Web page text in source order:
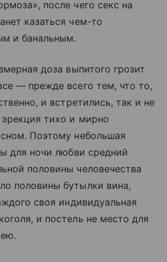
после чего секс на
казаться чем-то
и банальным.
доза выпитого грозит
— прежде всего тем, что то,
и встретились, так и не
тихо и мирно
Поэтому небольшая
для ночи любви средний
половины человечества
половины бутылки вина,
своя индивидуальная
и постель не место для